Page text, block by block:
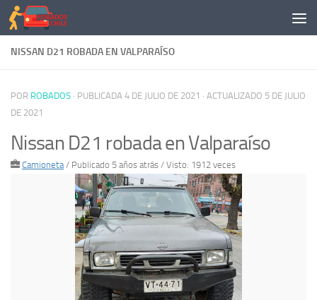
Saltar al contenido
NISSAN D21 ROBADA EN VALPARAÍSO
POR ROBADOS · PUBLICADA 4 DE JULIO DE 2021 · ACTUALIZADO 5 DE JULIO
DE 2021
Nissan D21 robada en Valparaíso
Camioneta/ Publicado 5 años atrás / Visto: 1912 veces